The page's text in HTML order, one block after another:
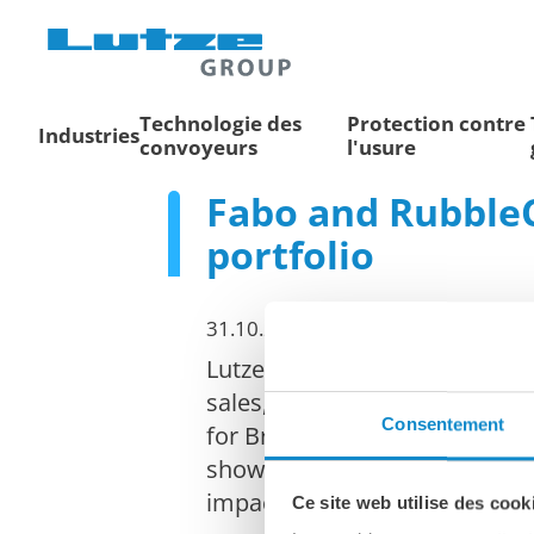
Consentement
Ce site web utilise des
IndustriesTechnologie des
convoyeurs
Protection contre
l'usure
Fabo and
portfolio
31.10.2025
Lutze Process Germany
sales, service, and the
for British compact
showcased both brands at
impact crusher FABO FTI-